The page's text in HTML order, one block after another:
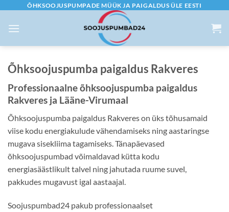
content
ÕHKSOOJUSPUMPADE MÜÜK JA PAIGALDUS ÜLE EESTI
Õhksoojuspumba paigaldus Rakveres
Professionaalne õhksoojuspumba paigaldus
Rakveres ja Lääne-Virumaal
Õhksoojuspumba paigaldus Rakveres on üks tõhusamaid
viise kodu energiakulude vähendamiseks ning aastaringse
mugava sisekliima tagamiseks. Tänapäevased
õhksoojuspumbad võimaldavad kütta kodu
energiasäästlikult talvel ning jahutada ruume suvel,
pakkudes mugavust igal aastaajal.
Soojuspumbad24 pakub professionaalset